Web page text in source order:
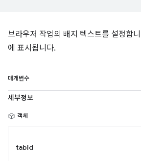
브라우저 작업의 배지 텍스트를 설정합
에 표시됩니다.
매개변수
세부정보
객체
tabId